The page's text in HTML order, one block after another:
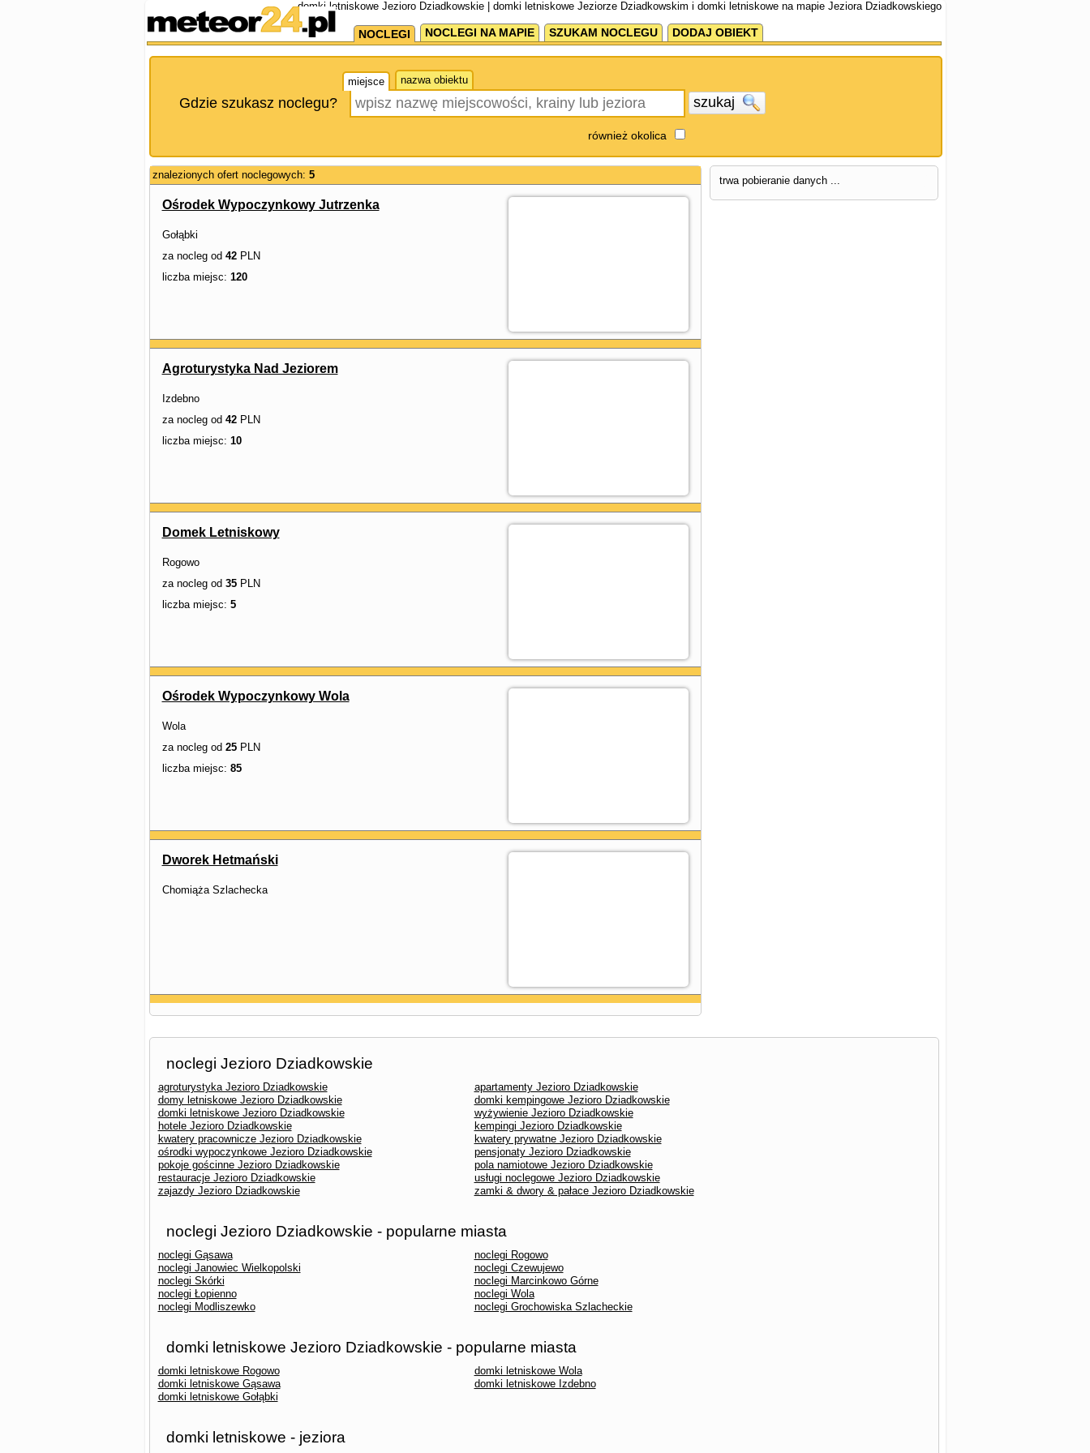
domki letniskowe Jezioro Dziadkowskie | domki letniskowe Jeziorze Dziadkowskim i domki letniskowe na mapie Jeziora Dziadkowskiego
NOCLEGI NOCLEGI NA MAPIE SZUKAM NOCLEGU DODAJ OBIEKT
miejsce nazwa obiektu
Gdzie szukasz noclegu? szukaj
również okolica
znalezionych ofert noclegowych: 5
Ośrodek Wypoczynkowy Jutrzenka
Gołąbki
za nocleg od 42PLN
liczba miejsc: 120
Agroturystyka Nad Jeziorem
Izdebno
za nocleg od 42PLN
liczba miejsc: 10
Domek Letniskowy
Rogowo
za nocleg od 35PLN
liczba miejsc: 5
Ośrodek Wypoczynkowy Wola
Wola
za nocleg od 25PLN
liczba miejsc: 85
Dworek Hetmański
Chomiąża Szlachecka
trwa pobieranie danych ...
noclegi Jezioro Dziadkowskie
agroturystyka Jezioro Dziadkowskie
apartamenty Jezioro Dziadkowskie
domy letniskowe Jezioro Dziadkowskie
domki kempingowe Jezioro Dziadkowskie
domki letniskowe Jezioro Dziadkowskie
wyżywienie Jezioro Dziadkowskie
hotele Jezioro Dziadkowskie
kempingi Jezioro Dziadkowskie
kwatery pracownicze Jezioro Dziadkowskie
kwatery prywatne Jezioro Dziadkowskie
ośrodki wypoczynkowe Jezioro Dziadkowskie
pensjonaty Jezioro Dziadkowskie
pokoje gościnne Jezioro Dziadkowskie
pola namiotowe Jezioro Dziadkowskie
restauracje Jezioro Dziadkowskie
usługi noclegowe Jezioro Dziadkowskie
zajazdy Jezioro Dziadkowskie
zamki & dwory & pałace Jezioro Dziadkowskie
noclegi Jezioro Dziadkowskie - popularne miasta
noclegi Gąsawa
noclegi Rogowo
noclegi Janowiec Wielkopolski
noclegi Czewujewo
noclegi Skórki
noclegi Marcinkowo Górne
noclegi Łopienno
noclegi Wola
noclegi Modliszewko
noclegi Grochowiska Szlacheckie
domki letniskowe Jezioro Dziadkowskie - popularne miasta
domki letniskowe Rogowo
domki letniskowe Wola
domki letniskowe Gąsawa
domki letniskowe Izdebno
domki letniskowe Gołąbki
domki letniskowe - jeziora